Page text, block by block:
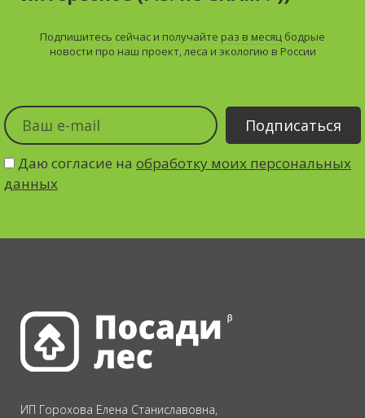
Подпишитесь сейчас и получайте раз в месяц бодрые
новости про наш проект, леса и экологию в России
Даю согласие на обработку моих персональных
данных
ИП Горохова Елена Станиславовна,